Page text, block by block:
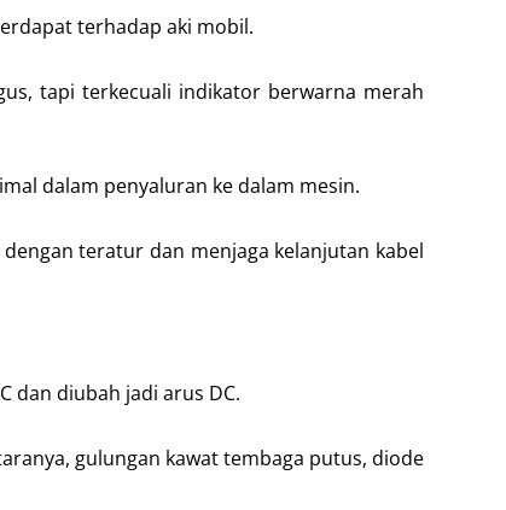
terhadap aki mobil.
tapi terkecuali indikator berwarna merah
dalam penyaluran ke dalam mesin.
teratur dan menjaga kelanjutan kabel
dan diubah jadi arus DC.
gulungan kawat tembaga putus, diode